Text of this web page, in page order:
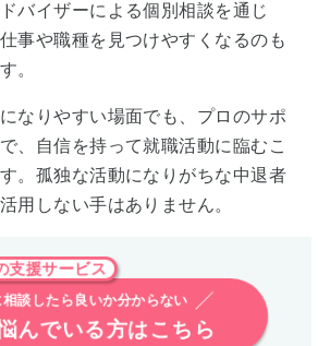
バイザーによる個別相談を通じ
事や職種を見つけやすくなるのも
。
なりやすい場面でも、プロのサポ
、自信を持って就職活動に臨むこ
。孤独な活動になりがちな中退者
用しない手はありません。
支援サービス
談したら良いか分からない
んでいる方はこちら